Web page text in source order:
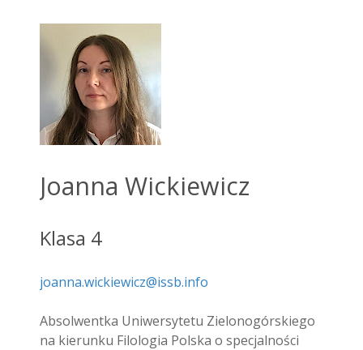
Joanna Wickiewicz
Klasa 4
joanna.wickiewicz@issb.info
Absolwentka Uniwersytetu Zielonogórskiego
na kierunku Filologia Polska o specjalności